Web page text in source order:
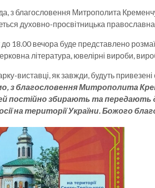
з благословення Митрополита
духовно-просвітницька
18.00 вечора буде представлено
література, ювелірні вироби,
виставці, як завжди, будуть
з благословення Митрополита
постійно збирають та передають
на території України. Божого